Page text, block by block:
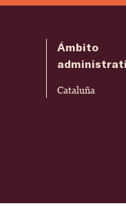
Ámbito
Cataluña